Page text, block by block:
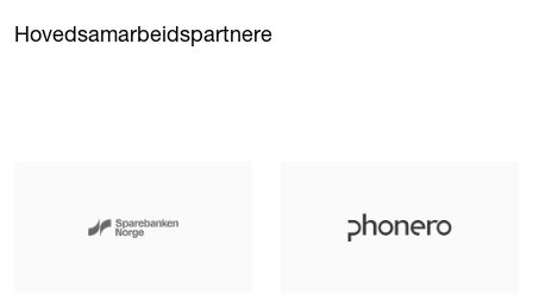
Hovedsamarbeidspartnere